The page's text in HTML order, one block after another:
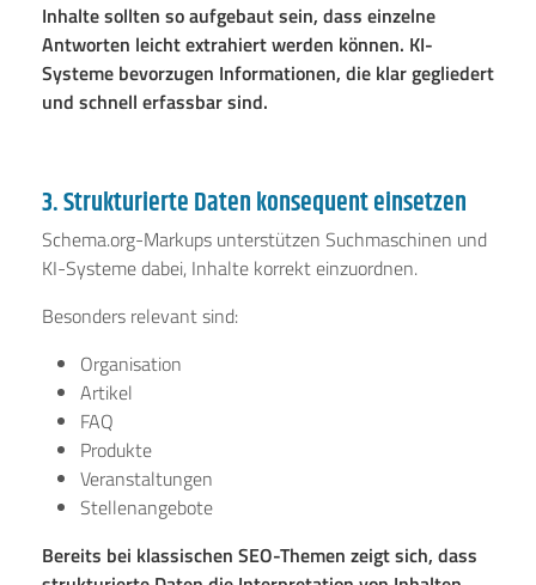
Inhalte sollten so aufgebaut sein, dass einzelne
Antworten leicht extrahiert werden können. KI-
Systeme bevorzugen Informationen, die klar gegliedert
und schnell erfassbar sind.
3. Strukturierte Daten konsequent einsetzen
Schema.org-Markups unterstützen Suchmaschinen und
KI-Systeme dabei, Inhalte korrekt einzuordnen.
Besonders relevant sind:
Organisation
Artikel
FAQ
Produkte
Veranstaltungen
Stellenangebote
Bereits bei klassischen SEO-Themen zeigt sich, dass